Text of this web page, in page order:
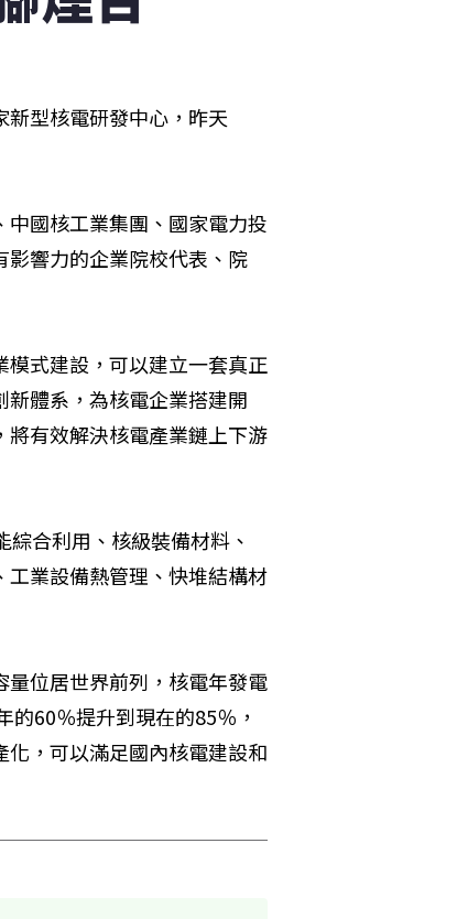
型核電研發中心，昨天
國核工業集團、國家電力投
響力的企業院校代表、院
式建設，可以建立一套真正
體系，為核電企業搭建開
有效解決核電產業鏈上下游
合利用、核級裝備材料、
業設備熱管理、快堆結構材
位居世界前列，核電年發電
60％提升到現在的85％，
，可以滿足國內核電建設和